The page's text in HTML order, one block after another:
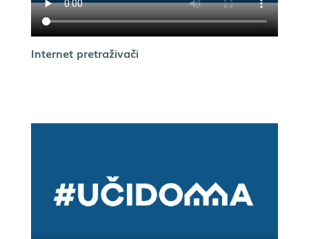
Internet pretraživači